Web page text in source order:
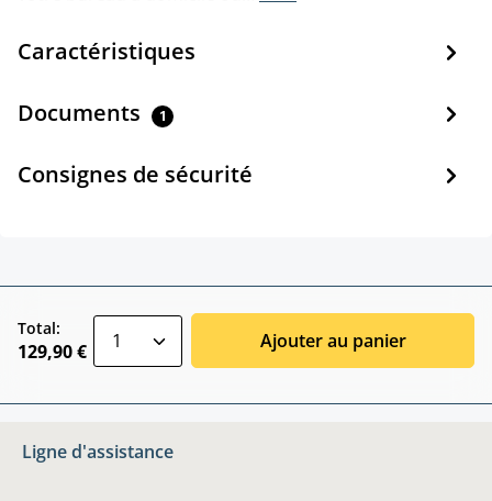
Caractéristiques
Documents 1
Consignes de sécurité
Total:
129,90 € Ajouter au panier
Ligne d'assistance